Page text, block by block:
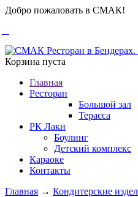
Добро пожаловать в СМАК!
Корзина пуста
Главная
Ресторан
Большой зал
Терасса
РК Лаки
Боулинг
Детский комплекс
Караоке
Контакты
Главная → Кондитерские